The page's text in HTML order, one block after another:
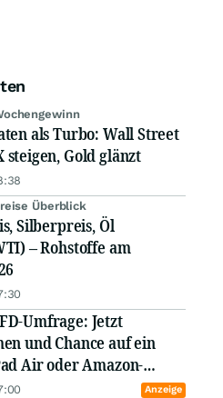
als Turbo: Wall Street
steigen, Gold glänzt
Überblick
Silberpreis, Öl
– Rohstoffe am
Umfrage: Jetzt
und Chance auf ein
Air oder Amazon-
sichern
Anzeige